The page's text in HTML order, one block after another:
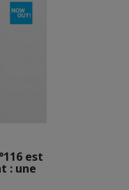
est
: une